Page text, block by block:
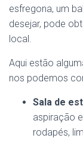
esfregona, um
desejar, pode
local.
Aqui estão
nos podemos
Sala de
aspiração
rodapés,